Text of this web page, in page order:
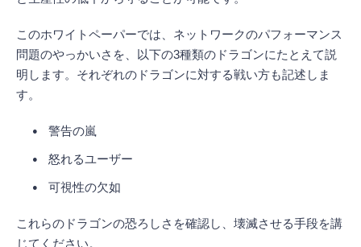
このホワイトペーパーでは、ネットワークのパフォーマンス
問題のやっかいさを、以下の3種類のドラゴンにたとえて説
明します。それぞれのドラゴンに対する戦い方も記述しま
す。
警告の嵐
怒れるユーザー
可視性の欠如
これらのドラゴンの恐ろしさを確認し、壊滅させる手段を講
じてください。